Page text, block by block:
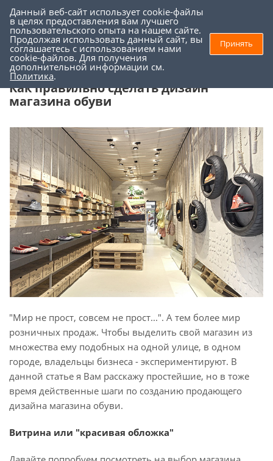
Торговое оборудование - Как правильно сделать дизайн магазина
обуви
Как правильно сделать дизайн
магазина обуви
"Мир не прост, совсем не прост...". А тем более мир
розничных продаж. Чтобы выделить свой магазин из
множества ему подобных на одной улице, в одном
городе, владельцы бизнеса - экспериментируют. В
данной статье я Вам расскажу простейшие, но в тоже
время действенные шаги по созданию продающего
дизайна магазина обуви.
Витрина или "красивая обложка"
Данный веб-сайт использует cookie-файлы
в целях предоставления вам лучшего
пользовательского опыта на нашем сайте.
Продолжая использовать данный сайт, вы
соглашаетесь с использованием нами
cookie-файлов. Для получения
дополнительной информации см.
Политика.
Принять